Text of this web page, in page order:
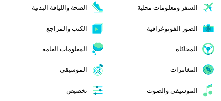
السفر ومعلومات محلية الصحة واللياقة البدنية
الصور الفوتوغرافية الكتب والمراجع
المحاكاة المعلومات العامة
المغامرات الموسيقى
الموسيقى والصوت تخصيص